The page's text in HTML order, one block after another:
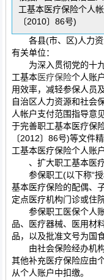
工基本医疗保险个人
〔2010〕86号)
各县(市、区)人力资
有关单位：
为深入贯彻党的十九
工基本医疗保险个人账
用效率，减轻参保人员
自治区人力资源和社会
人帐户支付范围指导意
于完善职工基本医疗保
〔2012〕86号)等文件
工基本医疗保险个人账
、扩大职工基本医疗
参保职工(以下称“授
基本医疗保险的配偶、
定点医疗机构门诊或住
参保职工医保个人账
品、医疗器械、医用材
品，以及批准文号为国
由社会保险经办机构
其他补充医疗保险应由
从个人账户中扣缴。